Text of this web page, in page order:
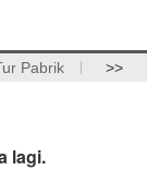
Pabrik >>
lagi.